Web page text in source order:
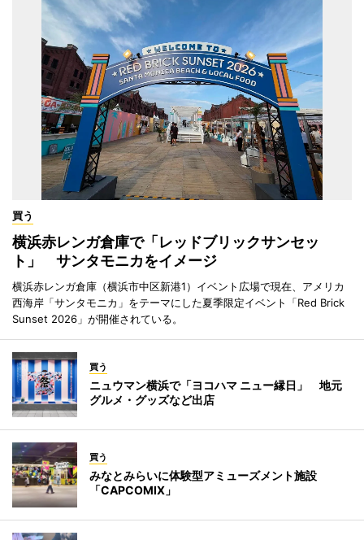
買う
横浜赤レンガ倉庫で「レッドブリックサンセッ
ト」 サンタモニカをイメージ
横浜赤レンガ倉庫（横浜市中区新港1）イベント広場で現在、アメリカ
西海岸「サンタモニカ」をテーマにした夏季限定イベント「Red Brick
Sunset 2026」が開催されている。
買う
ニュウマン横浜で「ヨコハマ ニュー縁日」 地元
グルメ・グッズなど出店
買う
みなとみらいに体験型アミューズメント施設
「CAPCOMIX」